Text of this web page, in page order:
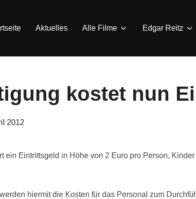
Aktuelles Alle Filme Edgar Reitz
kostet nun
2012
ein Eintrittsgeld in Höhe von 2 Euro pro Person,
hiermit die Kosten für das Personal zum